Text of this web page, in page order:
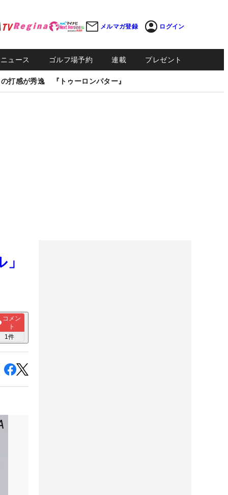
メルマガ登録 ログイン
ュース ゴルフ場予約 連載 プレゼント
打感が秀逸 『トゥーロンパター』
コメン
ト
1件